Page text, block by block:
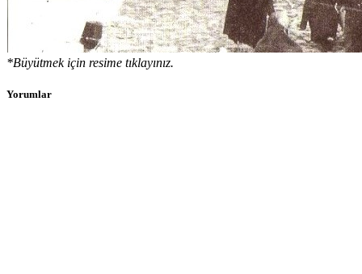
*Büyütmek için resime tıklayınız.
Yorumlar